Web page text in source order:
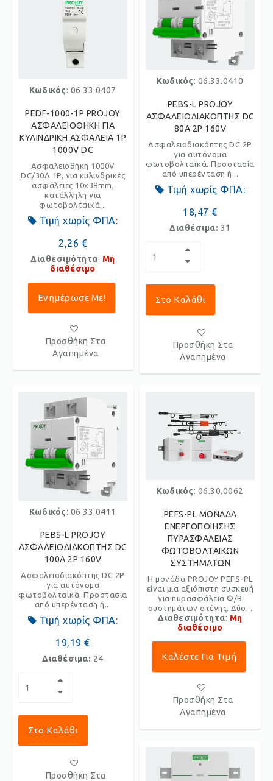
Κωδικός: 06.33.0407
PEDF-1000-1P PROJOY
ΑΣΦΑΛΕΙΟΘΗΚΗ ΓΙΑ
ΚΥΛΙΝΔΡΙΚΗ ΑΣΦΑΛΕΙΑ 1P
1000V DC
Ασφαλειοθήκη 1000V
DC/30A 1P, για κυλινδρικές
ασφάλειες 10x38mm,
κατάλληλη για
φωτοβολταϊκά...
Τιμή χωρίς ΦΠΑ:
2,26 €
Διαθεσιμότητα: Μη
διαθέσιμο
Ενημέρωσε Με!
Προσθήκη Στα
Αγαπημένα
Κωδικός: 06.33.0410
PEBS-L PROJOY
ΑΣΦΑΛΕΙΟΔΙΑΚΟΠΤΗΣ DC
80A 2P 160V
Ασφαλειοδιακόπτης DC 2P
για αυτόνομα
φωτοβολταϊκά. Προστασία
από υπερένταση ή...
Τιμή χωρίς ΦΠΑ:
18,47 €
Διαθέσιμα: 31
Στο Καλάθι
Προσθήκη Στα
Αγαπημένα
Κωδικός: 06.33.0411
PEBS-L PROJOY
ΑΣΦΑΛΕΙΟΔΙΑΚΟΠΤΗΣ DC
100A 2P 160V
Ασφαλειοδιακόπτης DC 2P
για αυτόνομα
φωτοβολταϊκά. Προστασία
από υπερένταση ή...
Τιμή χωρίς ΦΠΑ:
19,19 €
Διαθέσιμα: 24
Στο Καλάθι
Προσθήκη Στα
Κωδικός: 06.30.0062
PEFS-PL ΜΟΝΑΔΑ
ΕΝΕΡΓΟΠΟΙΗΣΗΣ
ΠΥΡΑΣΦΑΛΕΙΑΣ
ΦΩΤΟΒΟΛΤΑΙΚΩΝ
ΣΥΣΤΗΜΑΤΩΝ
Η μονάδα PROJOY PEFS-PL
είναι μια αξιόπιστη συσκευή
για πυρασφάλεια Φ/Β
συστημάτων στέγης. Δύο...
Διαθεσιμότητα: Μη
διαθέσιμο
Καλέστε Για Τιμή
Προσθήκη Στα
Αγαπημένα